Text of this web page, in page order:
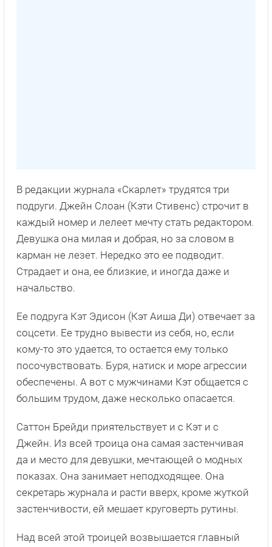
В редакции журнала «Скарлет» трудятся три
подруги. Джейн Слоан (Кэти Стивенс) строчит в
каждый номер и лелеет мечту стать редактором.
Девушка она милая и добрая, но за словом в
карман не лезет. Нередко это ее подводит.
Страдает и она, ее близкие, и иногда даже и
начальство.
Ее подруга Кэт Эдисон (Кэт Аиша Ди) отвечает за
соцсети. Ее трудно вывести из себя, но, если
кому-то это удается, то остается ему только
посочувствовать. Буря, натиск и море агрессии
обеспечены. А вот с мужчинами Кэт общается с
большим трудом, даже несколько опасается.
Саттон Брейди приятельствует и с Кэт и с
Джейн. Из всей троица она самая застенчивая
да и место для девушки, мечтающей о модных
показах. Она занимает неподходящее. Она
секретарь журнала и расти вверх, кроме жуткой
застенчивости, ей мешает круговерть рутины.
Над всей этой троицей возвышается главный